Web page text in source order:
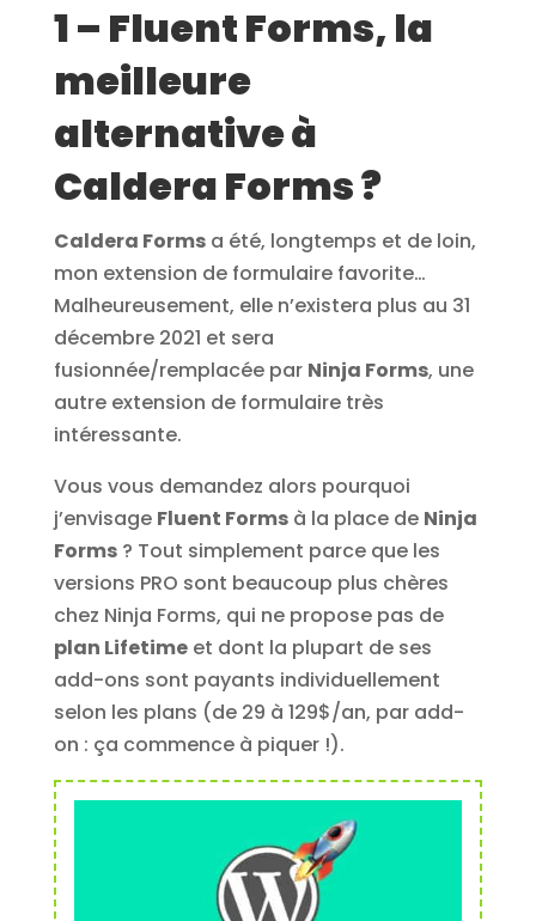
1 – Fluent Forms, la
meilleure
alternative à
Caldera Forms ?
Caldera Formsa été, longtemps et de loin,
mon extension de formulaire favorite…
Malheureusement, elle n’existera plus au 31
décembre 2021 et sera
fusionnée/remplacée par Ninja Forms, une
autre extension de formulaire très
intéressante.
Vous vous demandez alors pourquoi
j’envisage Fluent Formsà la place de Ninja
Forms? Tout simplement parce que les
versions PRO sont beaucoup plus chères
chez Ninja Forms, qui ne propose pas de
plan Lifetimeet dont la plupart de ses
add-ons sont payants individuellement
selon les plans (de 29 à 129$/an, par add-
on : ça commence à piquer !).